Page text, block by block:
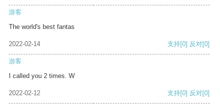
游客
The world's best fantas
2022-02-14 支持[0] 反对[0]
游客
I called you 2 times. W
2022-02-12 支持[0] 反对[0]